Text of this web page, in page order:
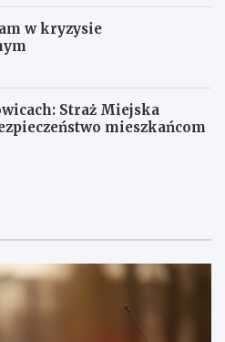
w kryzysie
Straż Miejska
mieszkańcom